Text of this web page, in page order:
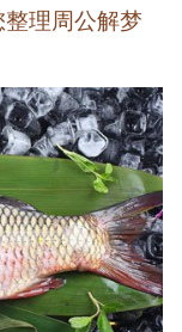
理周公解梦